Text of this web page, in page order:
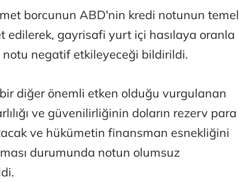
borcunun ABD'nin kredi notunun temel
edilerek, gayrisafi yurt içi hasılaya oranla
notu negatif etkileyeceği bildirildi.
diğer önemli etken olduğu vurgulanan
ve güvenilirliğinin doların rezerv para
ve hükümetin finansman esnekliğini
durumunda notun olumsuz